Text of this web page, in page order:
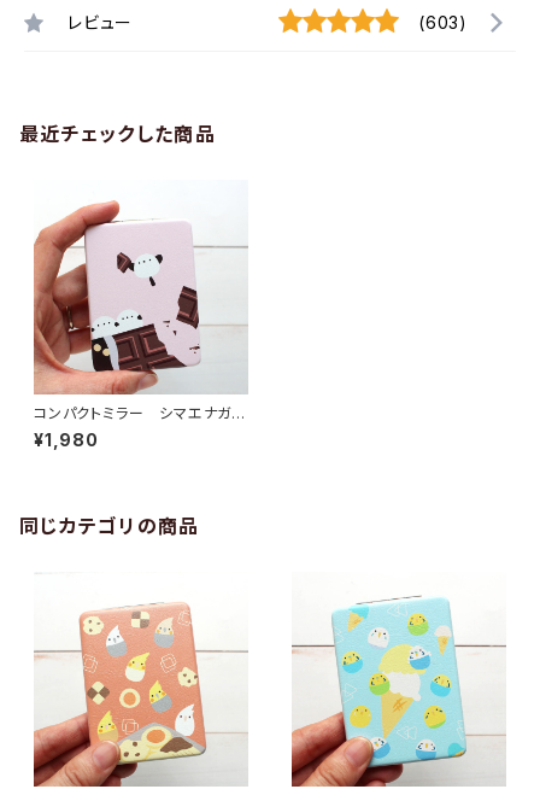
レビュー (603)
最近チェックした商品
コンパクトミラー シマエナガチ
ョコ
¥1,980
同じカテゴリの商品